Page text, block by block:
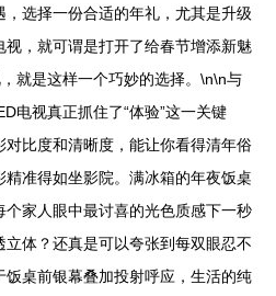
选择一份合适的年礼，尤其是升级
，就可谓是打开了给春节增添新魅
就是这样一个巧妙的选择。\n\n与
电视真正抓住了“体验”这一关键
比度和清晰度，能让你看得清年俗
准得如坐影院。满冰箱的年夜饭桌
个家人眼中最讨喜的光色质感下一秒
体？还真是可以夸张到每双眼忍不
桌前银幕叠加投射呼应，生活的纯